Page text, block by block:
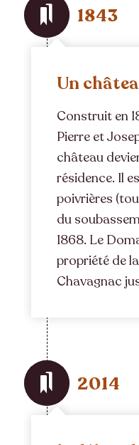
1843
Un
Construit en
Pierre et
château
résidence. Il
poivrières
du
1868. Le
propriété de
Chavagnac
2014